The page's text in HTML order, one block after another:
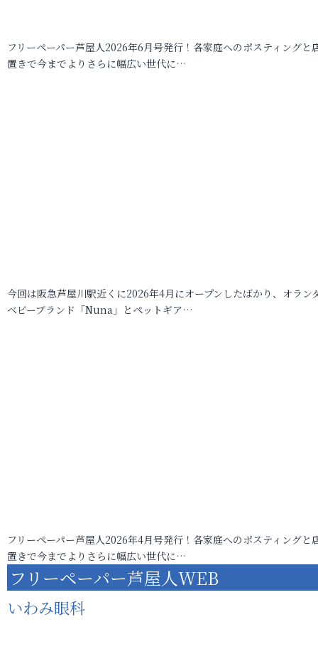
フリーペーパー芦屋人2026年6月号発行！各家庭へのポスティングと
置きで今までよりさらに幅広い世代に…
今回は阪急芦屋川駅近くに2026年4月にオープンしたばかり、オラン
ベビーブランド「Nuna」とペットギア…
フリーペーパー芦屋人2026年4月号発行！各家庭へのポスティングと
置きで今までよりさらに幅広い世代に…
フリーペーパー芦屋人WEB
いわみ眼科